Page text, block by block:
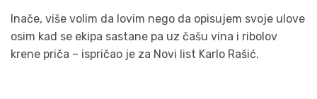
Inače, više volim da lovim nego da opisujem svoje ulove
osim kad se ekipa sastane pa uz čašu vina i ribolov
krene priča – ispričao je za Novi list Karlo Rašić.